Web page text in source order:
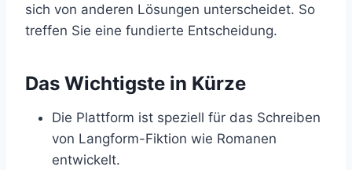
sich von anderen Lösungen unterscheidet. So
treffen Sie eine fundierte Entscheidung.
Das Wichtigste in Kürze
Die Plattform ist speziell für das Schreiben
von Langform-Fiktion wie Romanen
entwickelt.